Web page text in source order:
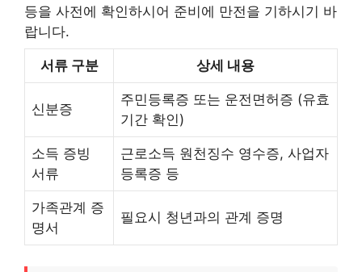
등을 사전에 확인하시어 준비에 만전을 기하시기 바
랍니다.
서류 구분 상세 내용
신분증
주민등록증 또는 운전면허증 (유효
기간 확인)
소득 증빙
서류
근로소득 원천징수 영수증, 사업자
등록증 등
가족관계 증
명서
필요시 청년과의 관계 증명